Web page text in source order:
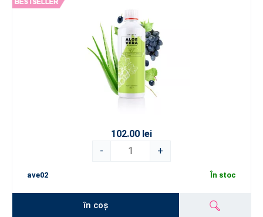
102.00 lei
-
+
ave02 În stoc
în coș